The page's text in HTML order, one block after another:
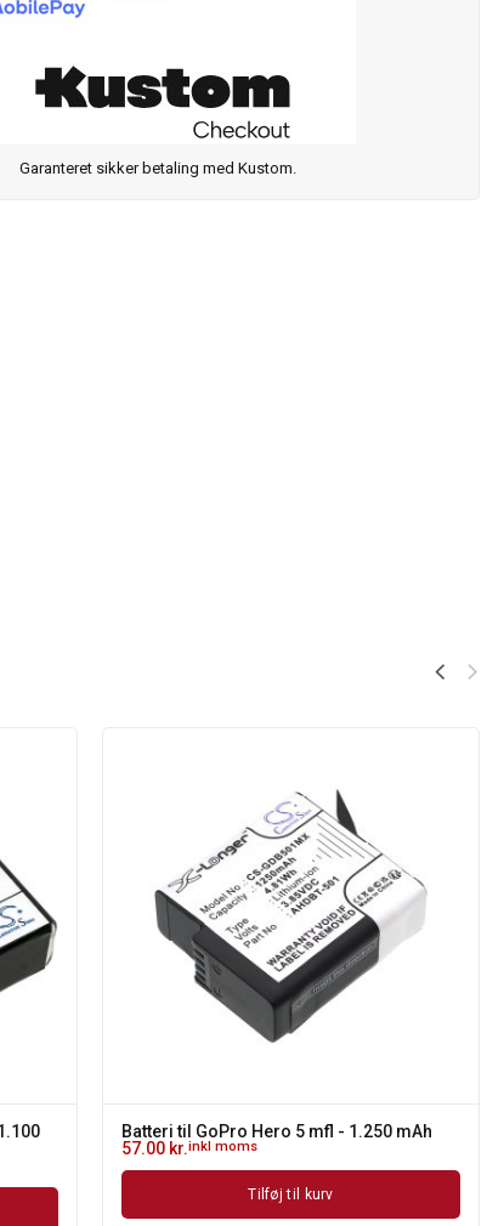
Garanteret sikker betaling med Kustom.
Batteri til GoPro Hero 5 mfl - 1.250 mAh
57.00 kr.inkl moms
Tilføj til kurv